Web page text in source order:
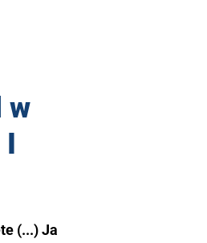
w
I
(...) Ja